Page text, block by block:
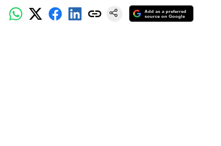
Add as a preferred
source on Google